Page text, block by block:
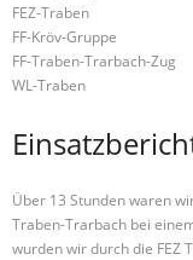
FEZ-Traben
FF-Kröv-Gruppe
FF-Traben-Trarbach-Zug
WL-Traben
Über 13 Stunden waren
Traben-Trarbach bei
wurden wir durch die FEZ